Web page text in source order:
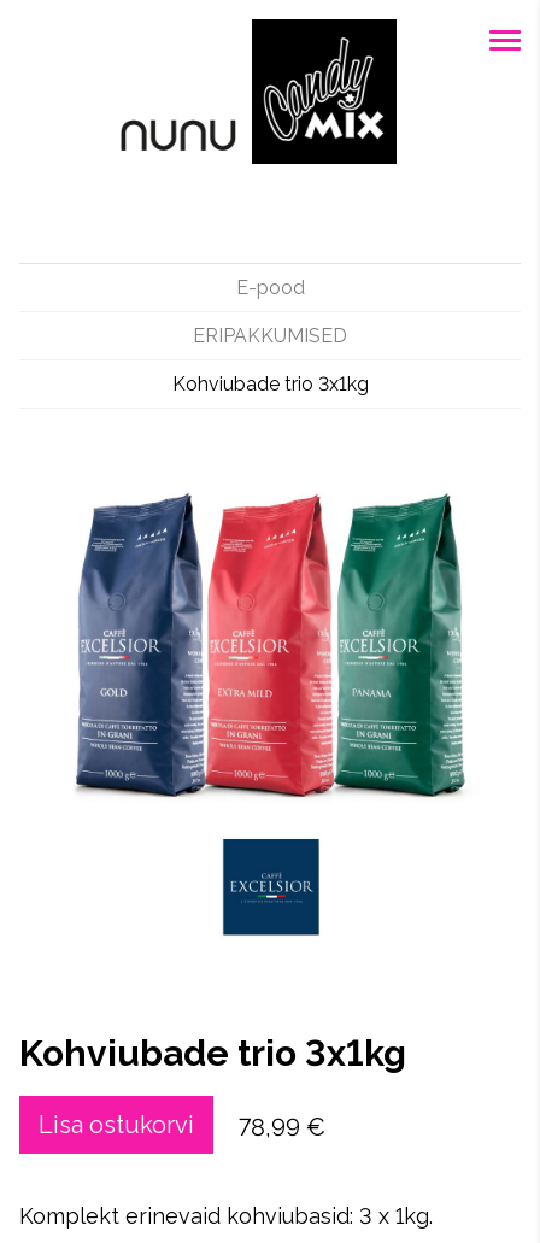
E-pood
ERIPAKKUMISED
Kohviubade trio 3x1kg
Kohviubade trio 3x1kg
Lisa ostukorvi 78,99 €
Komplekt erinevaid kohviubasid: 3 x 1kg.